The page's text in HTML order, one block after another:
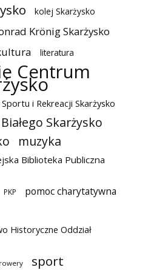
kolej Skarżysko
Krönig Skarżysko
literatura
Centrum
i Rekreacji Skarżysko
Skarżysko
muzyka
Biblioteka Publiczna
PKP
pomoc charytatywna
Historyczne Oddział
rowery sport